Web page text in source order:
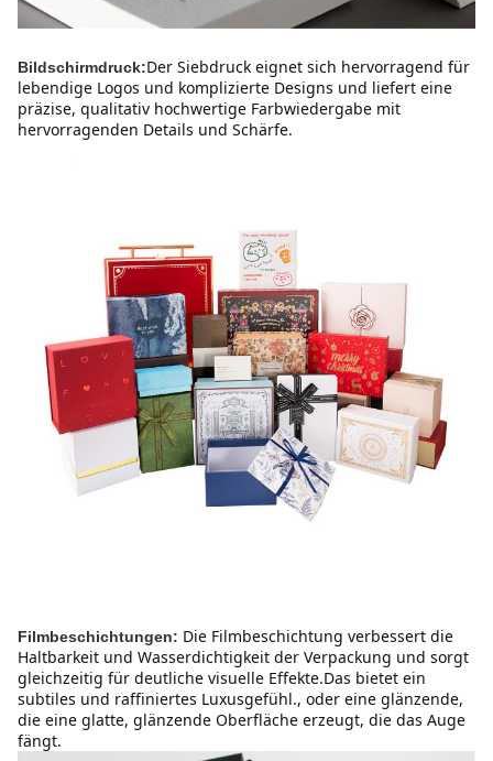
Bildschirmdruck:Der Siebdruck eignet sich hervorragend für
lebendige Logos und komplizierte Designs und liefert eine
präzise, qualitativ hochwertige Farbwiedergabe mit
hervorragenden Details und Schärfe.
Filmbeschichtungen: Die Filmbeschichtung verbessert die
Haltbarkeit und Wasserdichtigkeit der Verpackung und sorgt
gleichzeitig für deutliche visuelle Effekte.Das bietet ein
subtiles und raffiniertes Luxusgefühl., oder eine glänzende,
die eine glatte, glänzende Oberfläche erzeugt, die das Auge
fängt.